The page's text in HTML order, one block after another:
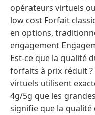
opérateurs virtuels
low cost Forfait
en options,
engagement
Est-ce que la qualité
forfaits à prix réduit
virtuels utilisent
4g/5g que les
signifie que la qualité